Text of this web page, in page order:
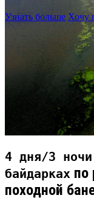
Узнать больше Хочу
4 дня/3 ночи
байдарках по
походной